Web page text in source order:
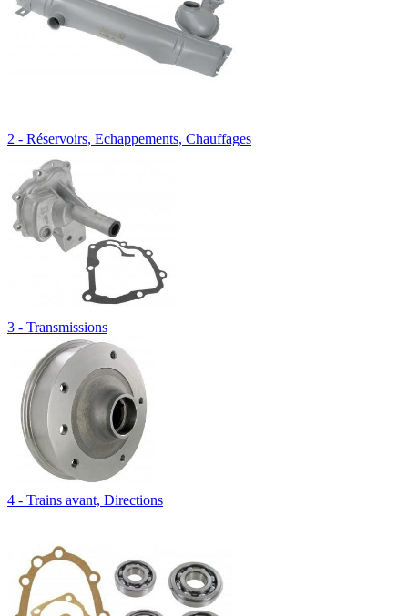
2 - Réservoirs, Echappements, Chauffages
3 - Transmissions
4 - Trains avant, Directions